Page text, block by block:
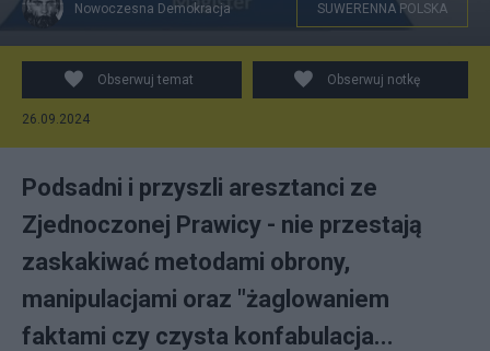
Nowoczesna Demokracja SUWERENNA POLSKA
Obserwuj temat Obserwuj notkę
26.09.2024
Podsadni i przyszli aresztanci ze
Zjednoczonej Prawicy - nie przestają
zaskakiwać metodami obrony,
manipulacjami oraz "żaglowaniem
faktami czy czysta konfabulacja...